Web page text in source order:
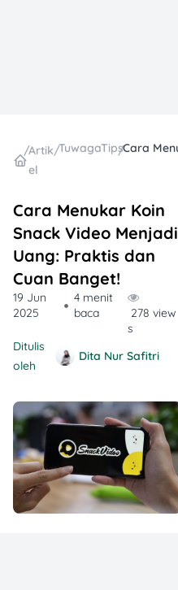
/Artik
el
/TuwagaTips
/
Cara Menukar Koin
Snack Video Menjadi
Uang: Praktis dan
Cuan Banget!
19 Jun
2025
4 menit
baca
278 view
s
Ditulis
oleh
Dita Nur Safitri